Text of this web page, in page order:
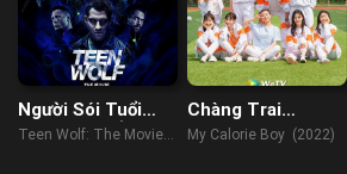
Người Sói Tuổi
Teen (Điện Ảnh)
Teen Wolf: The Movie
Chàng Trai
Calorie Của Tôi
My Calorie Boy (2022)